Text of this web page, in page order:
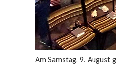
Am Samstag, 9. August